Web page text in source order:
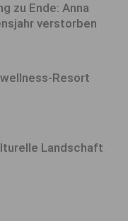
zu Ende: Anna
verstorben
Resort
Landschaft